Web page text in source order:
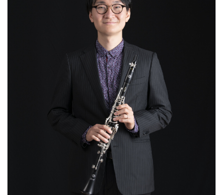
HOME
入試・受験生向け
大学・短大
学科・コース
大学院
修士・博士
教員紹介